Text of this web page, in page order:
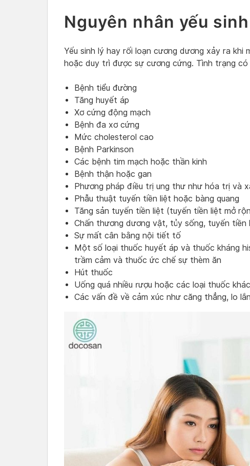
Nguyên nhân yếu
Yếu sinh lý hay rối loạn cương dương xảy ra
hoặc duy trì được sự cương cứng. Tình trạng
Bệnh tiểu đường
Tăng huyết áp
Xơ cứng động mạch
Bệnh đa xơ cứng
Mức cholesterol cao
Bệnh Parkinson
Các bệnh tim mạch hoặc thần kinh
Bệnh thận hoặc gan
Phương pháp điều trị ung thư như hóa trị và
Phẫu thuật tuyến tiền liệt hoặc bàng quang
Tăng sản tuyến tiền liệt (tuyến tiền liệt mở
Chấn thương dương vật, tủy sống, tuyến tiền
Sự mất cân bằng nội tiết tố
Một số loại thuốc huyết áp và thuốc kháng
trầm cảm và thuốc ức chế sự thèm ăn
Hút thuốc
Uống quá nhiều rượu hoặc các loại thuốc
Các vấn đề về cảm xúc như căng thẳng, lo